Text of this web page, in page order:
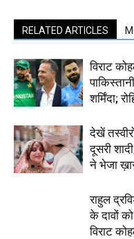
RELATED ARTICLES
विराट
शर्मिंदा;
देखें
दूसरी
ने भेजा
राहुल
के दावों
विराट